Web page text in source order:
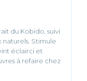
du Kobido, suivi
naturels. Stimule
éclairci et
à refaire chez